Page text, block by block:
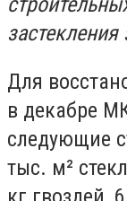
застекления
Для
в декабре
следующие
тыс. м²